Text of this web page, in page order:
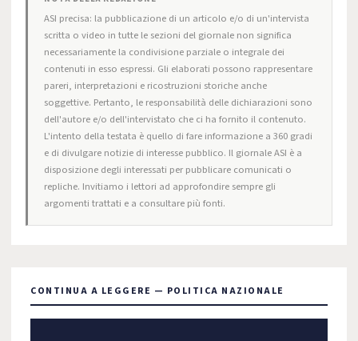
ASI precisa: la pubblicazione di un articolo e/o di un'intervista
scritta o video in tutte le sezioni del giornale non significa
necessariamente la condivisione parziale o integrale dei
contenuti in esso espressi. Gli elaborati possono rappresentare
pareri, interpretazioni e ricostruzioni storiche anche
soggettive. Pertanto, le responsabilità delle dichiarazioni sono
dell'autore e/o dell'intervistato che ci ha fornito il contenuto.
L'intento della testata è quello di fare informazione a 360 gradi
e di divulgare notizie di interesse pubblico. Il giornale ASI è a
disposizione degli interessati per pubblicare comunicati o
repliche. Invitiamo i lettori ad approfondire sempre gli
argomenti trattati e a consultare più fonti.
CONTINUA A LEGGERE — POLITICA NAZIONALE